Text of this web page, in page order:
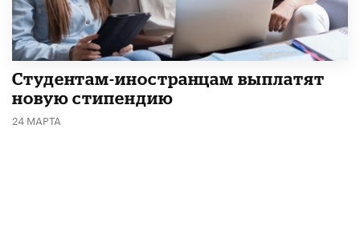
Студентам-иностранцам выплатят
новую стипендию
24 МАРТА